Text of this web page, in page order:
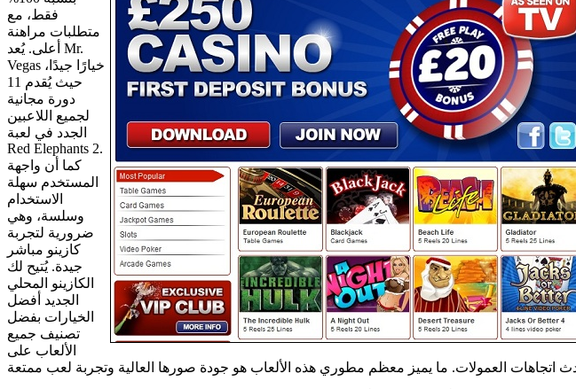
فقط، مع
متطلبات مراهنة
أعلى. يُعد Mr.
Vegas خيارًا جيدًا،
حيث يُقدم 11
دورة مجانية
لجميع اللاعبين
الجدد في لعبة
Red Elephants 2.
كما أن واجهة
المستخدم سهلة
الاستخدام
وسلسة، وهي
ضرورية لتجربة
كازينو مباشر
جيدة. يُتيح لك
الكازينو المحلي
الجديد أفضل
الخيارات بفضل
تصنيف جميع
الألعاب على